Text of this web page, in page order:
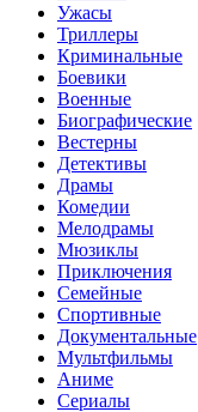
Ужасы
Триллеры
Криминальные
Боевики
Военные
Биографические
Вестерны
Детективы
Драмы
Комедии
Мелодрамы
Мюзиклы
Приключения
Семейные
Спортивные
Документальные
Мультфильмы
Аниме
Сериалы